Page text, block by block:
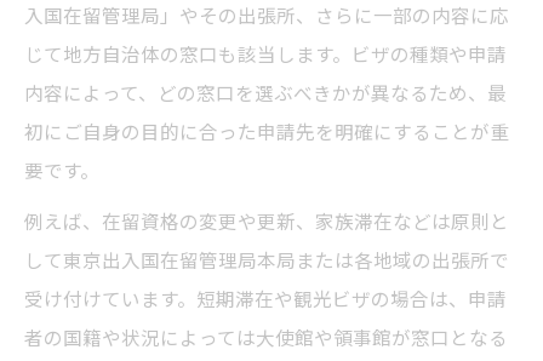
入国在留管理局」やその出張所、さらに一部の内容に応
じて地方自治体の窓口も該当します。ビザの種類や申請
内容によって、どの窓口を選ぶべきかが異なるため、最
初にご自身の目的に合った申請先を明確にすることが重
要です。
例えば、在留資格の変更や更新、家族滞在などは原則と
して東京出入国在留管理局本局または各地域の出張所で
受け付けています。短期滞在や観光ビザの場合は、申請
者の国籍や状況によっては大使館や領事館が窓口となる